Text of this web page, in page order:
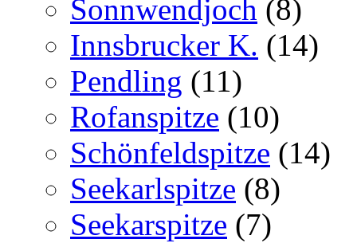
Sonnwendjoch (8)
Innsbrucker K. (14)
Pendling (11)
Rofanspitze (10)
Schönfeldspitze (14)
Seekarlspitze (8)
Seekarspitze (7)